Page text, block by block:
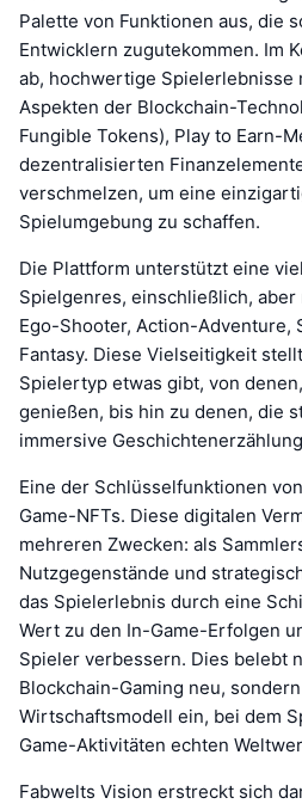
Palette von Funktionen aus, die
Entwicklern zugutekommen. Im
ab, hochwertige Spielerlebnisse
Aspekten der Blockchain-
Fungible Tokens), Play to Earn-
dezentralisierten
verschmelzen, um eine
Spielumgebung zu schaffen.
Die Plattform unterstützt eine
Spielgenres, einschließlich,
Ego-Shooter, Action-Adventure,
Fantasy. Diese Vielseitigkeit
Spielertyp etwas gibt, von
genießen, bis hin zu denen, die
immersive
Eine der Schlüsselfunktionen
Game-NFTs. Diese digitalen
mehreren Zwecken: als
Nutzgegenstände und
das Spielerlebnis durch eine
Wert zu den In-Game-Erfolgen
Spieler verbessern. Dies belebt
Blockchain-Gaming neu,
Wirtschaftsmodell ein, bei dem
Game-Aktivitäten echten
Fabwelts Vision erstreckt sich